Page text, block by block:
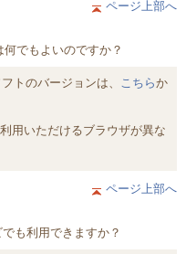
ページ上部へ
でもよいのですか？
トのバージョンは、 こちらか
用いただけるブラウザが異な
ページ上部へ
も利用できますか？